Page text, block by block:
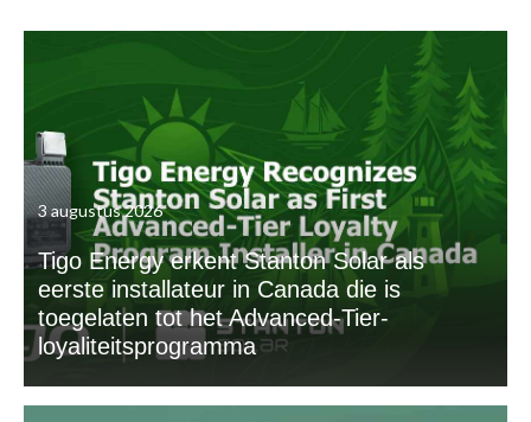
3 augustus 2026
Tigo Energy erkent Stanton Solar als
eerste installateur in Canada die is
toegelaten tot het Advanced-Tier-
loyaliteitsprogramma